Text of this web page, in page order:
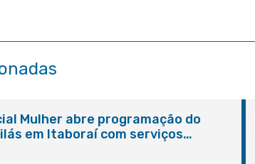
Mulher abre programação do
em Itaboraí com serviços